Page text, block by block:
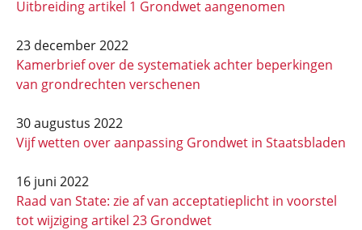
Uitbreiding artikel 1 Grondwet aangenomen
23 december 2022
Kamerbrief over de systematiek achter beperkingen
van grondrechten verschenen
30 augustus 2022
Vijf wetten over aanpassing Grondwet in Staatsbladen
16 juni 2022
Raad van State: zie af van acceptatieplicht in voorstel
tot wijziging artikel 23 Grondwet